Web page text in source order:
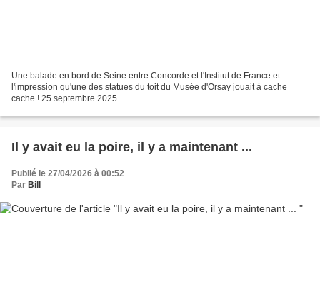
Une balade en bord de Seine entre Concorde et l'Institut de France et
l'impression qu'une des statues du toit du Musée d'Orsay jouait à cache
cache ! 25 septembre 2025
Il y avait eu la poire, il y a maintenant ...
Publié le 27/04/2026 à 00:52
Par Bill